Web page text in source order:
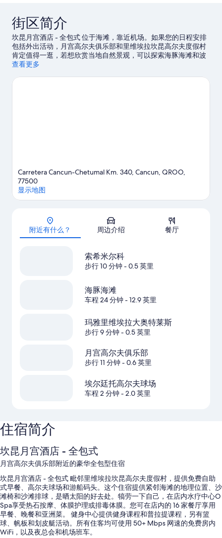
街区简介
坎昆月宫酒店 - 全包式 位于海滩，靠近机场。如果您的日程安排
包括外出活动，月宫高尔夫俱乐部和里维埃拉坎昆高尔夫度假村
肯定值得一逛，若想欣赏当地自然景观，可以探索海豚海滩和波
多黎各莫雷洛斯沙滩。雷伊遺址和伊贝罗斯塔坎昆高尔夫球场是
和滑水，抓紧上佳机会外出体验周边的水域，或者您也可以就近
查看更多
Carretera Cancun-Chetumal Km. 340, Cancun, QROO,
77500
显示地图
附近有什么？ 周边介绍 餐厅
索希米尔科
步行 10 分钟- 0.5 英里
海豚海滩
车程 24 分钟- 12.9 英里
玛雅里维埃拉大奥特莱斯
步行 9 分钟- 0.5 英里
月宫高尔夫俱乐部
步行 11 分钟- 0.6 英里
埃尔廷托高尔夫球场
车程 2 分钟- 2.0 英里
住宿简介
坎昆月宫酒店 - 全包式
月宫高尔夫俱乐部附近的豪华全包型住宿
坎昆月宫酒店 - 全包式 毗邻里维埃拉坎昆高尔夫度假村，提供免费自助
式早餐、高尔夫球场和游船码头。这个住宿提供紧邻海滩的地理位置、沙
滩椅和沙滩排球，是晒太阳的好去处。犒劳一下自己，在店内水疗中心O
Spa享受热石按摩、体膜护理或排毒体膜。您可在店内的 16 家餐厅享用
早餐、晚餐和亚洲菜。 健身中心提供健身课程和普拉提课程，另有篮
球、帆板和划皮艇活动。所有住客均可使用 50+ Mbps 网速的免费房内
WiFi，以及夜总会和机场班车。